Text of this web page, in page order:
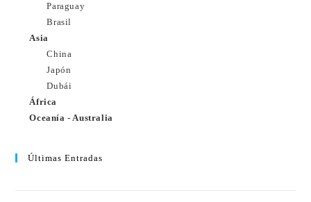
Paraguay
Brasil
Asia
China
Japón
Dubái
África
Oceanía - Australia
Últimas Entradas